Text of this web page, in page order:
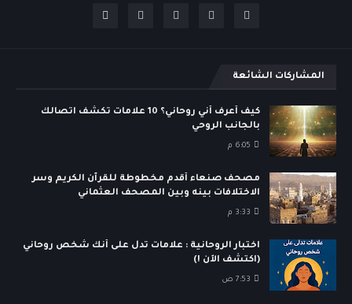
المشاركات الشائعة
كيف أعرف أني روحاني؟ 10 علامات تكشف اتصالك
بالجانب الروحي
6:05 م
مصحف صنعاء أقدم مخطوطة للقرآن الكريم وسر
الاختلافات بينه وبين المصحف العثماني
3:33 م
اختبار الروحانية : علامات تدل على أنك شخص روحاني
(اكتشف الآن !)
7:53 ص